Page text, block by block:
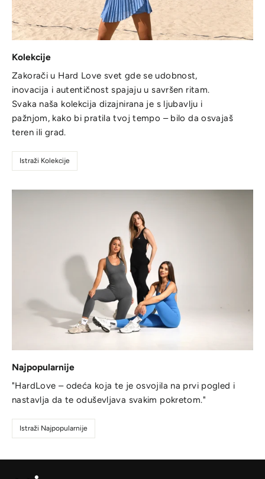
Kolekcije
Zakorači u Hard Love svet gde se udobnost,
inovacija i autentičnost spajaju u savršen ritam.
Svaka naša kolekcija dizajnirana je s ljubavlju i
pažnjom, kako bi pratila tvoj tempo – bilo da osvajaš
teren ili grad.
Istraži Kolekcije
Najpopularnije
"HardLove – odeća koja te je osvojila na prvi pogled i
nastavlja da te oduševljava svakim pokretom."
Istraži Najpopularnije